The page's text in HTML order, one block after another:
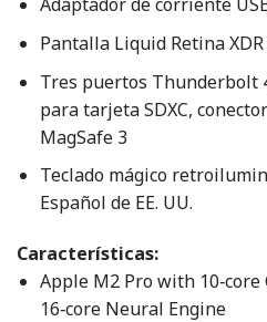
Pantalla Liquid Retina
Tres puertos Thunderbolt
para tarjeta SDXC,
MagSafe 3
Teclado mágico
Español de EE. UU.
Características:
Apple M2 Pro with 10‑core
16‑core Neural Engine